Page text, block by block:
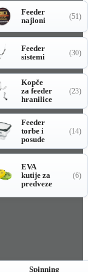
Feeder
najloni
(51)
Feeder
sistemi
(30)
Kopče
za feeder
hranilice
(23)
Feeder
torbe i
posude
(14)
EVA
kutije za
predveze
(6)
Spinning